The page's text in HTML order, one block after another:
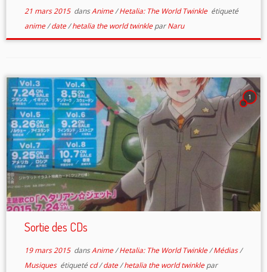
21 mars 2015dansAnime/Hetalia: The World Twinkle étiqueté
anime/date/hetalia the world twinkleparNaru
1
Sortie des CDs
19 mars 2015dansAnime/Hetalia: The World Twinkle/Médias/
Musiques étiqueté cd/date/hetalia the world twinklepar